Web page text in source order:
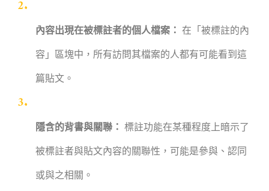
內容出現在被標註者的個人檔案： 在「被標註的內
容」區塊中，所有訪問其檔案的人都有可能看到這
篇貼文。
隱含的背書與關聯： 標註功能在某種程度上暗示了
被標註者與貼文內容的關聯性，可能是參與、認同
或與之相關。